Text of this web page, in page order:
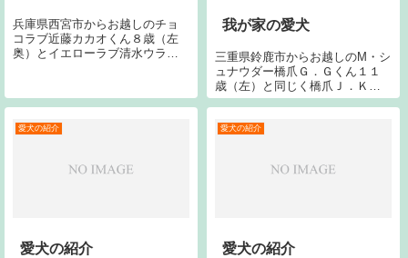
兵庫県西宮市からお越しのチョ
コラブ近藤カカオくん８歳（左
奥）とイエローラブ清水ウララ
ます。手前のラブは当ペンショ
ンのジャンヌです。
我が家の愛犬
三重県鈴鹿市からお越しのM・シ
ュナウダー橋爪Ｇ．Ｇくん１１
歳（左）と同じく橋爪Ｊ．Ｋく
ん１０歳（右）です。宜しくお
愛犬の紹介
愛犬の紹介
愛犬の紹介
愛犬の紹介